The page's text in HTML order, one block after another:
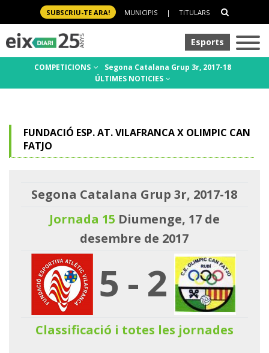
SUBSCRIU-TE ARA! MUNICIPIS | TITULARS
Esports
COMPETICIONS
Segona Catalana Grup 3r, 2017-18
ÚLTIMES NOTICIES
FUNDACIÓ ESP. AT. VILAFRANCA X OLIMPIC CAN
FATJO
Segona Catalana Grup 3r, 2017-18
Jornada 15 Diumenge, 17 de
desembre de 2017
5 - 2
Classificació i totes les jornades